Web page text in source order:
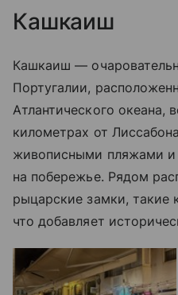
Кашкаиш
Кашкаиш —
Португалии,
Атлантического океана,
километрах от
живописными пляжами
на побережье. Рядом
рыцарские замки, такие
что добавляет